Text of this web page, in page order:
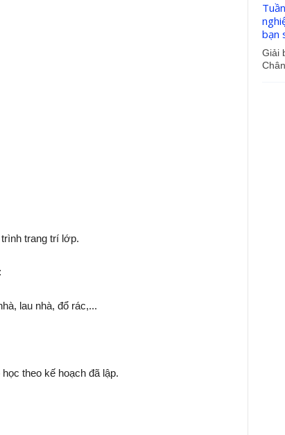
trang trí lớp.
lau nhà, đổ rác,...
theo kế hoạch đã lập.
bạn
Giải